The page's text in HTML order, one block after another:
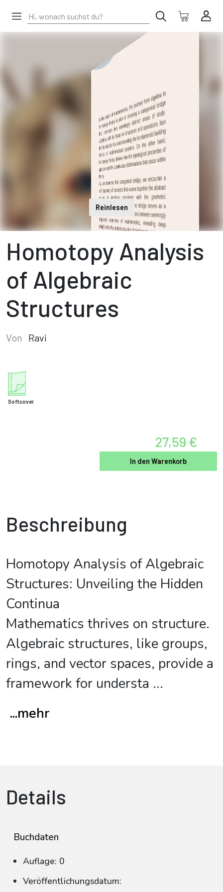
Reinlesen
Homotopy Analysis
of Algebraic
Structures
Von Ravi
Softcover
27,59 €
In den Warenkorb
Beschreibung
Homotopy Analysis of Algebraic
Structures: Unveiling the Hidden
Continua
Mathematics thrives on structure.
Algebraic structures, like groups,
rings, and vector spaces, provide a
framework for understa ...
...mehr
Details
Buchdaten
Auflage: 0
Veröffentlichungsdatum: